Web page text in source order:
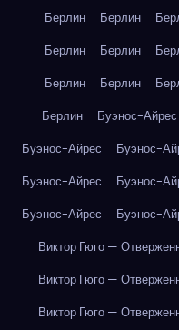
Берлин Берлин
Берлин
Берлин
Берлин
Берлин
Берлин
Буэнос-Айрес
Буэнос-Айрес
Буэнос-
Буэнос-Айрес
Буэнос-
Буэнос-Айрес
Буэнос-
Виктор Гюго —
Виктор Гюго —
Виктор Гюго —